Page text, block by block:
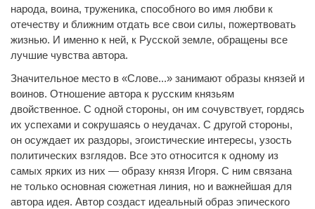
народа, воина, труженика, способного во имя любви к
отечеству и ближним отдать все свои силы, пожертвовать
жизнью. И именно к ней, к Русской земле, обращены все
лучшие чувства автора.
Значительное место в «Слове...» занимают образы князей и
воинов. Отношение автора к русским князьям
двойственное. С одной стороны, он им сочувствует, гордясь
их успехами и сокрушаясь о неудачах. С другой стороны,
он осуждает их раздоры, эгоистические интересы, узость
политических взглядов. Все это относится к одному из
самых ярких из них — образу князя Игоря. С ним связана
не только основная сюжетная линия, но и важнейшая для
автора идея. Автор создаст идеальный образ эпического